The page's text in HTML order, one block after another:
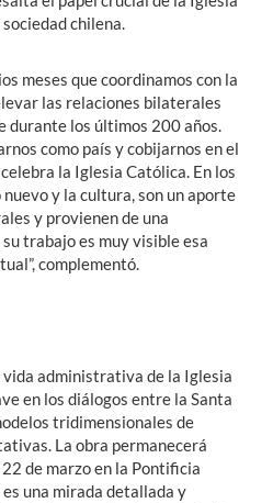
chilena.
meses que coordinamos con la
las relaciones bilaterales
durante los últimos 200 años.
como país y cobijarnos en el
la Iglesia Católica. En los
y la cultura, son un aporte
y provienen de una
trabajo es muy visible esa
complementó.
administrativa de la Iglesia
en los diálogos entre la Santa
tridimensionales de
La obra permanecerá
de marzo en la Pontificia
una mirada detallada y